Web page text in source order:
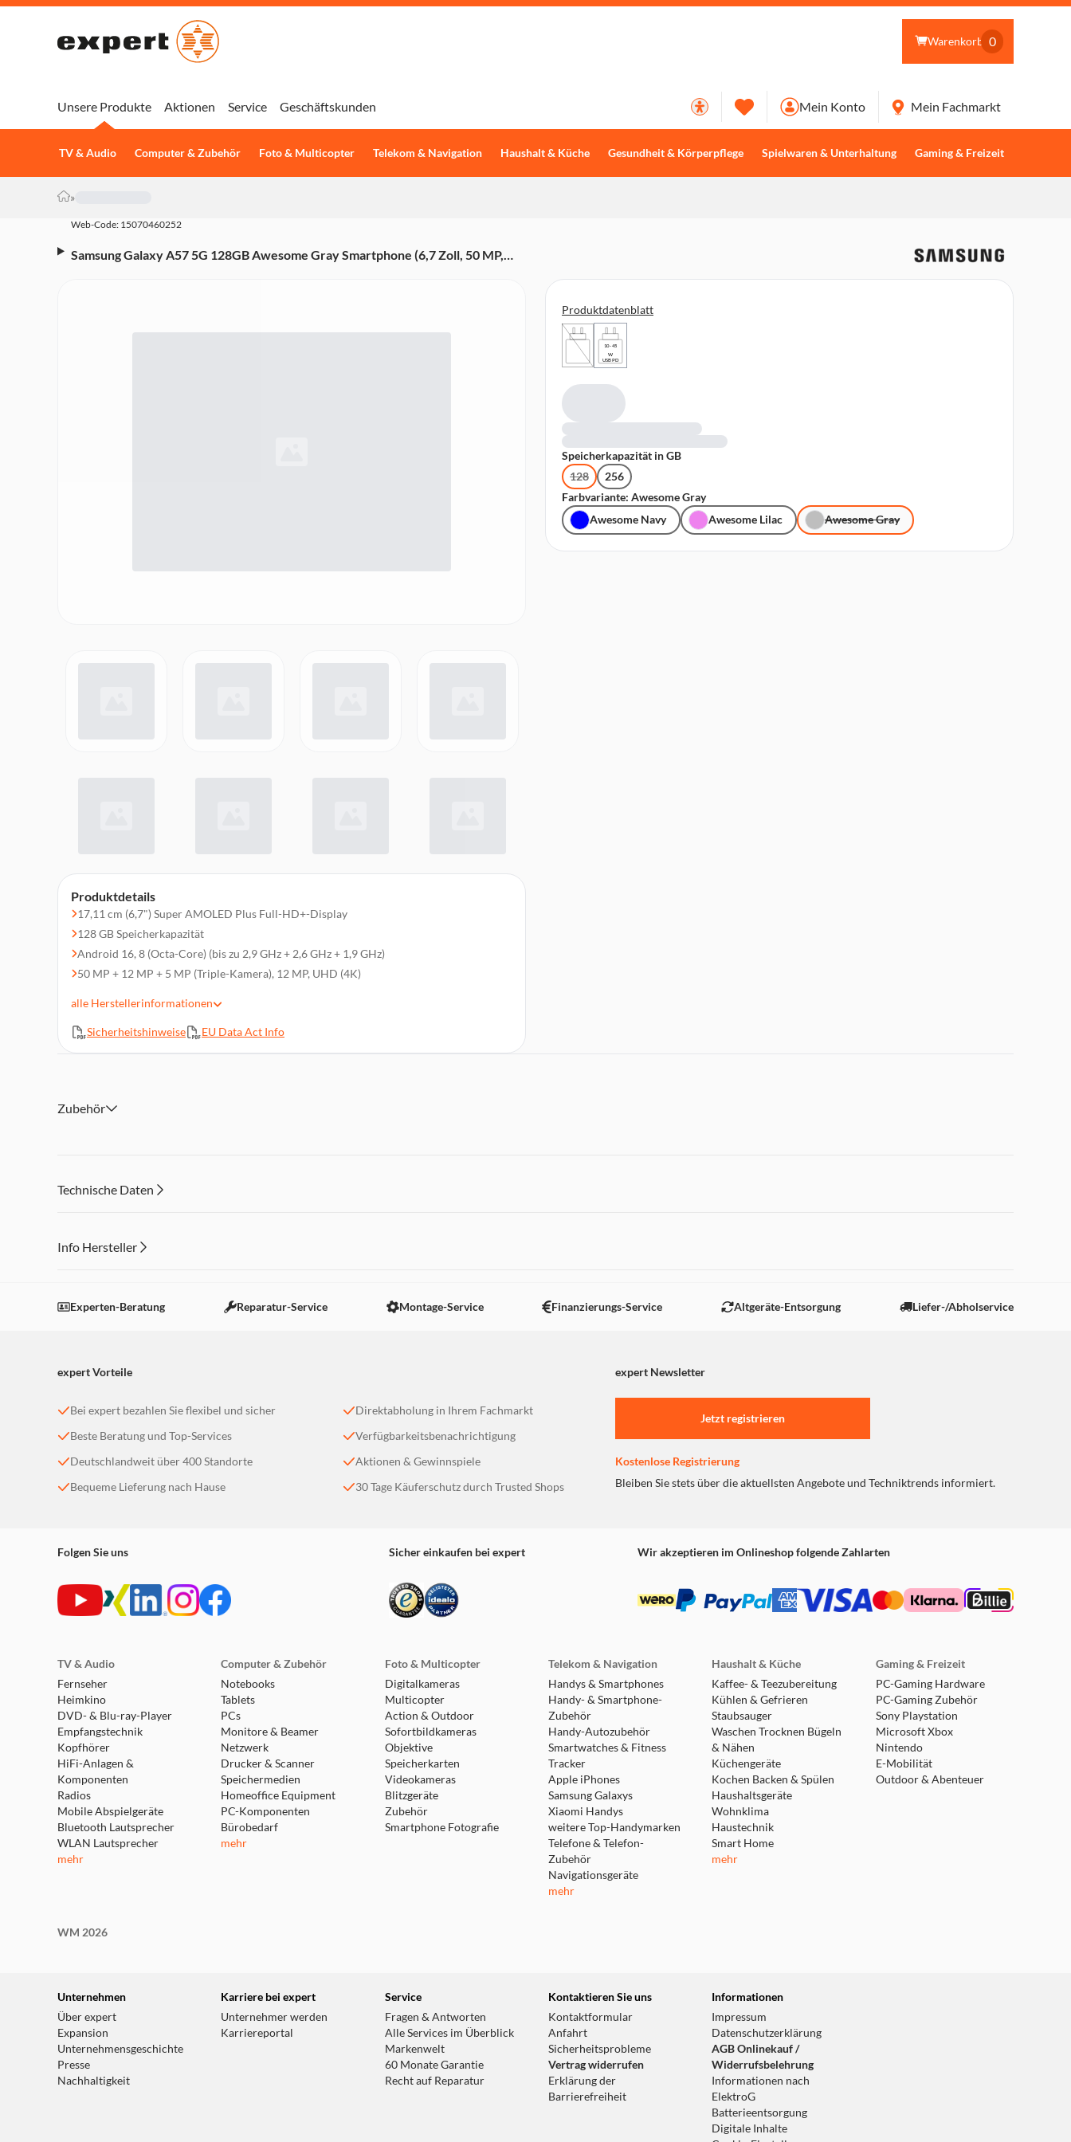
Warenkorb 0
Unsere Produkte
TV & Audio Computer & Zubehör Foto & Multicopter Telekom & Navigation Haushalt & Küche Gesundheit & Körperpflege Spielwaren & Unterhaltung Gaming & Freizeit
Aktionen Service Geschäftskunden Mein Konto Mein Fachmarkt
»
Web-Code: 15070460252
Samsung Galaxy A57 5G 128GB Awesome Gray Smartphone (6,7 Zoll, 50 MP,
Produktdetails
17,11 cm (6,7") Super AMOLED Plus Full-HD+-Display
128 GB Speicherkapazität
Android 16, 8 (Octa-Core) (bis zu 2,9 GHz + 2,6 GHz + 1,9 GHz)
50 MP + 12 MP + 5 MP (Triple-Kamera), 12 MP, UHD (4K)
(UMTS), 4G (LTE), 5G
alle Herstellerinformationen
Sicherheitshinweise EU Data Act Info
Produktdatenblatt
10 - 45
W
USB PD
Speicherkapazität in GB
128
256
Farbvariante: Awesome Gray
Awesome Navy
Awesome Lilac Awesome Gray
Zubehör
Technische Daten
Info Hersteller
Einstellungen anpassen
Experten-Beratung Reparatur-Service Montage-Service Finanzierungs-Service Altgeräte-Entsorgung Liefer-/Abholservice
expert Vorteile expert Newsletter
Bei expert bezahlen Sie flexibel und sicher
Beste Beratung und Top-Services
Deutschlandweit über 400 Standorte
Bequeme Lieferung nach Hause
Direktabholung in Ihrem Fachmarkt
Verfügbarkeitsbenachrichtigung
Aktionen & Gewinnspiele
30 Tage Käuferschutz durch Trusted Shops
Jetzt registrieren
Kostenlose Registrierung
Bleiben Sie stets über die aktuellsten Angebote und Techniktrends informiert.
Folgen Sie uns Sicher einkaufen bei expert Wir akzeptieren im Onlineshop folgende Zahlarten
TV & Audio
Fernseher
Heimkino
DVD- & Blu-ray-Player
Empfangstechnik
Kopfhörer
HiFi-Anlagen &
Komponenten
Radios
Mobile Abspielgeräte
Bluetooth Lautsprecher
WLAN Lautsprecher
mehr
Computer & Zubehör
Notebooks
Tablets
PCs
Monitore & Beamer
Netzwerk
Drucker & Scanner
Speichermedien
Homeoffice Equipment
PC-Komponenten
Bürobedarf
mehr
Foto & Multicopter
Digitalkameras
Multicopter
Action & Outdoor
Sofortbildkameras
Objektive
Speicherkarten
Videokameras
Blitzgeräte
Zubehör
Smartphone Fotografie
Telekom & Navigation
Handys & Smartphones
Handy- & Smartphone-
Zubehör
Handy-Autozubehör
Smartwatches & Fitness
Tracker
Apple iPhones
Samsung Galaxys
Xiaomi Handys
weitere Top-Handymarken
Telefone & Telefon-
Zubehör
Navigationsgeräte
mehr
Haushalt & Küche
Kaffee- & Teezubereitung
Kühlen & Gefrieren
Staubsauger
Waschen Trocknen Bügeln
& Nähen
Küchengeräte
Kochen Backen & Spülen
Haushaltsgeräte
Wohnklima
Haustechnik
Smart Home
mehr
Gaming & Freizeit
PC-Gaming Hardware
PC-Gaming Zubehör
Sony Playstation
Microsoft Xbox
Nintendo
E-Mobilität
Outdoor & Abenteuer
WM 2026
Unternehmen
Über expert
Expansion
Unternehmensgeschichte
Presse
Nachhaltigkeit
Karriere bei expert
Unternehmer werden
Karriereportal
Service
Fragen & Antworten
Alle Services im Überblick
Markenwelt
60 Monate Garantie
Recht auf Reparatur
Kontaktieren Sie uns
Kontaktformular
Anfahrt
Sicherheitsprobleme
Vertrag widerrufen
Erklärung der
Barrierefreiheit
Informationen
Impressum
Datenschutzerklärung
AGB Onlinekauf /
Widerrufsbelehrung
Informationen nach
ElektroG
Batterieentsorgung
Digitale Inhalte